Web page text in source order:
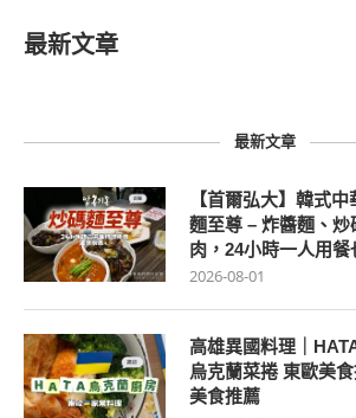
最新文章
最新文章
【首爾弘大】韓式
麵至尊 – 炸醬麵、
肉，24小時一人用餐
2026-08-01
高雄異國料理｜
烏克蘭菜捲 東歐美
美食推薦